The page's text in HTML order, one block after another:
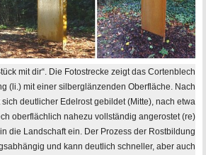
mit dir“. Die Fotostrecke zeigt das Cortenblech
(li.) mit einer silberglänzenden Oberfläche. Nach
deutlicher Edelrost gebildet (Mitte), nach etwa
oberflächlich nahezu vollständig angerostet (re)
die Landschaft ein. Der Prozess der Rostbildung
und kann deutlich schneller, aber auch